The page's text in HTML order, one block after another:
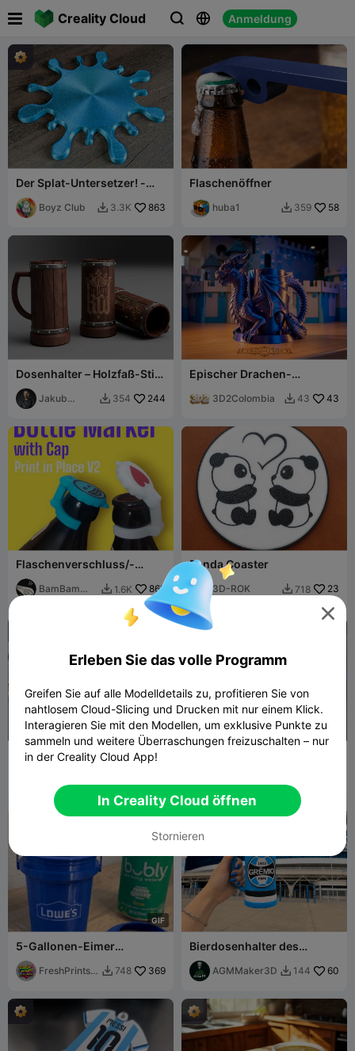
Creality Cloud   Anmeldung
 
Der Splat-Untersetzer! -
Kaffee Tee Bier Milchshake
Saft Matcha
Boyz Club  3.3K 863
Flaschenöffner
huba1  359 58
Dosenhalter – Holzfaß-Stil
und KCD-Logo
Jakub
 354 244
Epischer Drachen-
Schreibtisch-Organizer
3D2Colombia  43 43
Flaschenverschluss/-
Markierer V2 - Schütze
dein Getränk
BamBam
 1.6K 869
Panda Coaster
3D-ROK  718 23
All-in-One SUP-Becher
dels
GIF
5-Gallonen-Eimer
Dosenkühler / Coozie
(Schnappdeckel & Griff)
FreshPrintsB
 748 369
Bierdosenhalter des
Grêmio FBPA mit Griff
AGMMaker3D  144 60

Erleben Sie das volle Programm
Greifen Sie auf alle Modelldetails zu, profitieren Sie von
nahtlosem Cloud-Slicing und Drucken mit nur einem Klick.
Interagieren Sie mit den Modellen, um exklusive Punkte zu
sammeln und weitere Überraschungen freizuschalten – nur
in der Creality Cloud App!
In Creality Cloud öffnen
Stornieren